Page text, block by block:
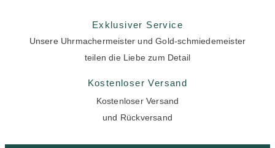
Exklusiver Service
Unsere Uhrmachermeister und Gold-schmiedemeister
teilen die Liebe zum Detail
Kostenloser Versand
Kostenloser Versand
und Rückversand